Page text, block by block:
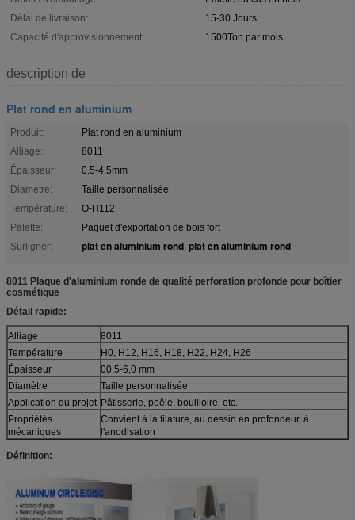
Délai de livraison:
15-30 Jours
Capacité d'approvisionnement:
1500Ton par mois
description de
Plat rond en aluminium
Produit:
Plat rond en aluminium
Alliage:
8011
Épaisseur:
0.5-4.5mm
Diamètre:
Taille personnalisée
Température:
O-H112
Palette:
Paquet d'exportation de bois fort
Surligner:
plat en aluminium rond, plat en aluminium rond
8011 Plaque d'aluminium ronde de qualité perforation profonde pour boîtier
cosmétique
Détail rapide:
Alliage
8011
Température
H0, H12, H16, H18, H22, H24, H26
Épaisseur
00,5-6,0 mm
Diamètre
Taille personnalisée
Application du projet Pâtisserie, poêle, bouilloire, etc.
Propriétés
mécaniques
Convient à la filature, au dessin en profondeur, à
l'anodisation
Définition: